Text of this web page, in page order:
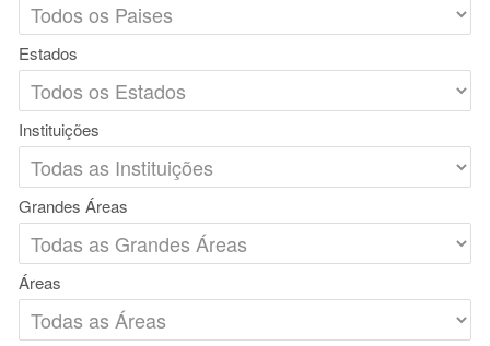
Estados
Instituições
Grandes Áreas
Áreas